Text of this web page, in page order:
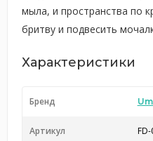
мыла, и пространства по
бритву и подвесить
Характеристики
Бренд
Артикул